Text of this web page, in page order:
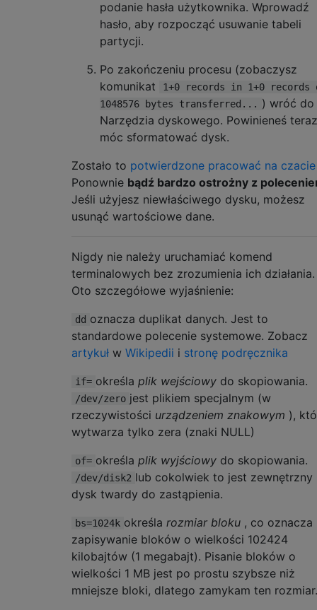
podanie hasła użytkownika. Wprowadź
hasło, aby rozpocząć usuwanie tabeli
partycji.
Po zakończeniu procesu (zobaczysz
komunikat
1+0 records in 1+0 records
1048576 bytes transferred... ) wróć do
Narzędzia dyskowego. Powinieneś teraz
móc sformatować dysk.
Zostało to potwierdzone pracować na czacie
Ponownie bądź bardzo ostrożny z
Jeśli użyjesz niewłaściwego dysku, możesz
usunąć wartościowe dane.
Nigdy nie należy uruchamiać komend
terminalowych bez zrozumienia ich działania.
Oto szczegółowe wyjaśnienie:
dd oznacza duplikat danych. Jest to
standardowe polecenie systemowe. Zobacz
artykuł w Wikipedii i stronę podręcznika
if= określa plik wejściowy do skopiowania.
/dev/zero jest plikiem specjalnym (w
rzeczywistości urządzeniem znakowym ),
wytwarza tylko zera (znaki NULL)
of= określa plik wyjściowy do skopiowania.
/dev/disk2 lub cokolwiek to jest zewnętrzny
dysk twardy do zastąpienia.
bs=1024k określa rozmiar bloku , co oznacza
zapisywanie bloków o wielkości 102424
kilobajtów (1 megabajt). Pisanie bloków o
wielkości 1 MB jest po prostu szybsze niż
mniejsze bloki, dlatego zamykam ten rozmiar.